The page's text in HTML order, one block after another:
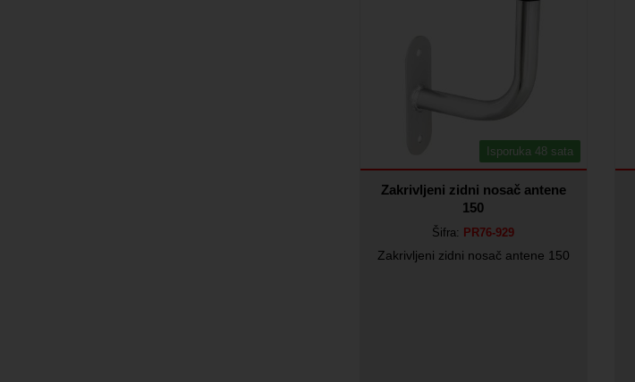
Isporuka 48 sata
Zakrivljeni zidni nosač antene
150
Šifra: PR76-929
Zakrivljeni zidni nosač antene 150